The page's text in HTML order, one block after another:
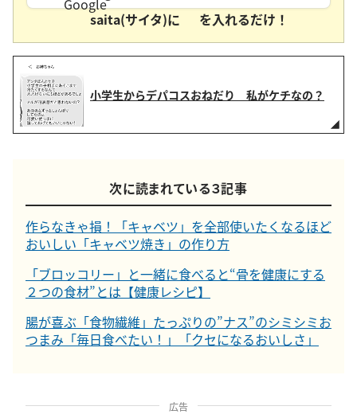
saita(サイタ)に
を入れるだけ！
小学生からデパコスおねだり 私がケチなの？
次に読まれている３記事
作らなきゃ損！「キャベツ」を全部使いたくなるほど
おいしい「キャベツ焼き」の作り方
「ブロッコリー」と一緒に食べると“骨を健康にする
２つの食材”とは【健康レシピ】
腸が喜ぶ「食物繊維」たっぷりの”ナス”のシミシミお
つまみ「毎日食べたい！」「クセになるおいしさ」
広告